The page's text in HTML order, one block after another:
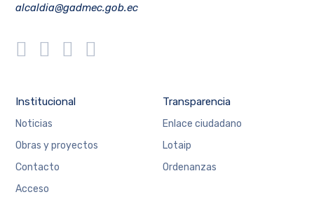
alcaldia@gadmec.gob.ec
Institucional
Noticias
Obras y proyectos
Contacto
Acceso
Transparencia
Enlace ciudadano
Lotaip
Ordenanzas